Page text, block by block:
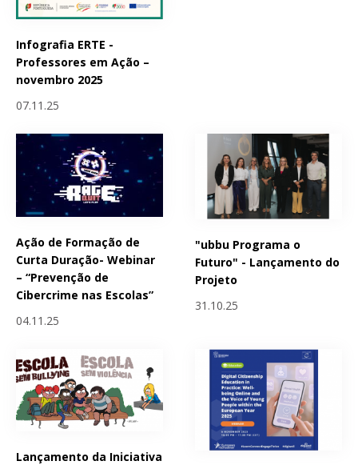
Infografia ERTE -
Professores em Ação –
novembro 2025
07.11.25
Ação de Formação de
Curta Duração- Webinar
– “Prevenção de
Cibercrime nas Escolas”
04.11.25
"ubbu Programa o
Futuro" - Lançamento do
Projeto
31.10.25
Lançamento da Iniciativa